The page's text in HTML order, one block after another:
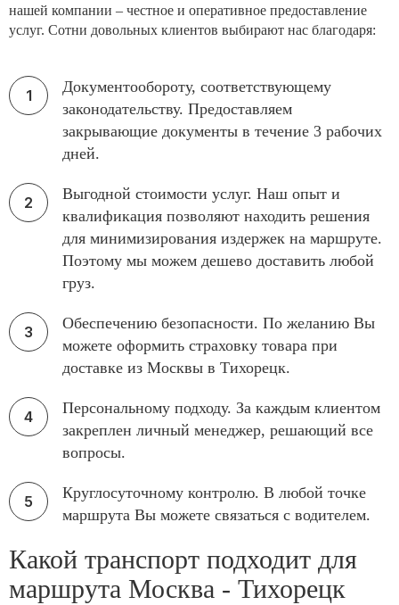
нашей компании – честное и оперативное предоставление
услуг. Сотни довольных клиентов выбирают нас благодаря:
Документообороту, соответствующему
законодательству. Предоставляем
закрывающие документы в течение 3 рабочих
дней.
Выгодной стоимости услуг. Наш опыт и
квалификация позволяют находить решения
для минимизирования издержек на маршруте.
Поэтому мы можем дешево доставить любой
груз.
Обеспечению безопасности. По желанию Вы
можете оформить страховку товара при
доставке из Москвы в Тихорецк.
Персональному подходу. За каждым клиентом
закреплен личный менеджер, решающий все
вопросы.
Круглосуточному контролю. В любой точке
маршрута Вы можете связаться с водителем.
Какой транспорт подходит для
маршрута Москва - Тихорецк